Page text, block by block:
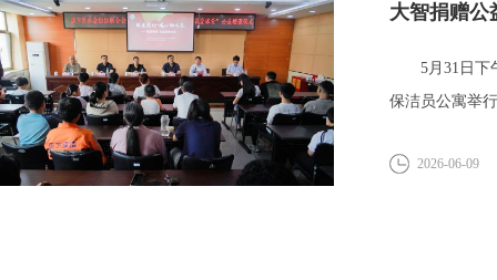
大智捐赠公
5月31日下午
保洁员公寓举
2026-06-09